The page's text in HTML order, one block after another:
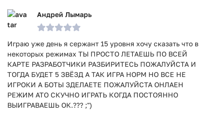
Андрей Лымарь
Играю уже день я сержант 15 уровня хочу сказать что в
некоторых режимах ТЫ ПРОСТО ЛЕТАЕШЬ ПО ВСЕЙ
КАРТЕ РАЗРАБОТЧИКИ РАЗБИРИТЕСЬ ПОЖАЛУЙСТА И
ТОГДА БУДЕТ 5 ЗВЁЗД А ТАК ИГРА НОРМ НО ВСЕ НЕ
ИГРОКИ А БОТЫ ЗДЕЛАЕТЕ ПОЖАЛУЙСТА ОНЛАЕН
РЕЖИМ АТО СКУЧНО ИГРАТЬ КОГДА ПОСТОЯННО
ВЫИГРАВАЕШЬ ОК.??? ;")